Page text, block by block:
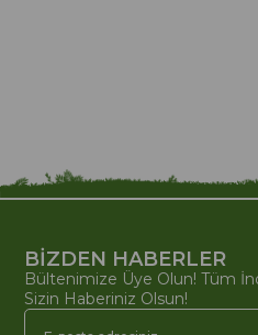
BİZDEN HABERLER
Bültenimize Üye Olun! Tüm
Sizin Haberiniz Olsun!